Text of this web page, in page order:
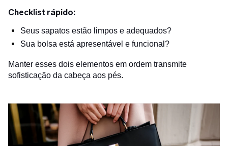
Checklist rápido:
Seus sapatos estão limpos e adequados?
Sua bolsa está apresentável e funcional?
Manter esses dois elementos em ordem transmite
sofisticação da cabeça aos pés.